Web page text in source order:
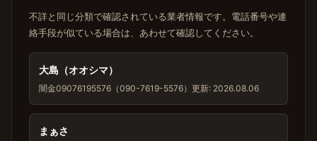
不詳と同じ分類で確認されている業者情報です。電話番号や連
絡手段が似ている場合は、あわせて確認してください。
大島（オオシマ）
闇金09076195576（090-7619-5576） 更新: 2026.08.06
まぁさ